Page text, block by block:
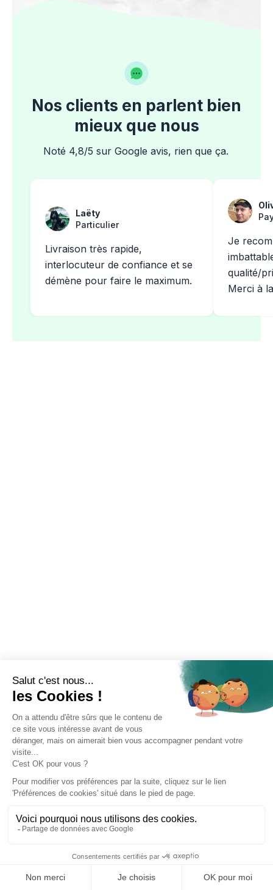
Nos clients en parlent bien
mieux que nous
Noté 4,8/5 sur Google avis, rien que ça.
Laëty
Particulier
Livraison très rapide,
interlocuteur de confiance et se
démène pour faire le maximum.
Je
qualité/
Merci à